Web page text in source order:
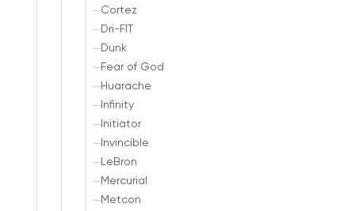
Cortez
Dri-FIT
Dunk
Fear of God
Huarache
Infinity
Initiator
Invincible
LeBron
Mercurial
Metcon